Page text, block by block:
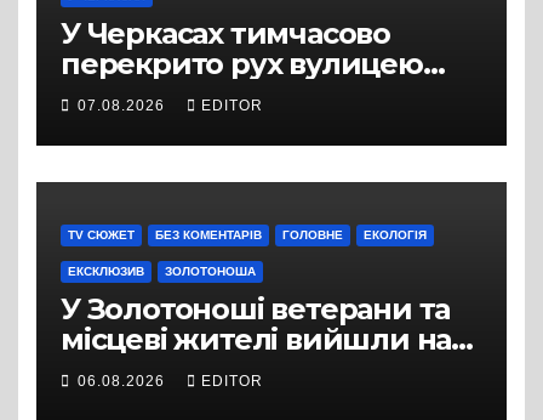
У Черкасах тимчасово
перекрито рух вулицею
Хрещатик на перехресті з
ремонт тепломережі
07.08.2026 EDITOR
TV СЮЖЕТ БЕЗ КОМЕНТАРІВ ГОЛОВНЕ ЕКОЛОГІЯ
ЕКСКЛЮЗИВ ЗОЛОТОНОША
У Золотоноші ветерани та
місцеві жителі вийшли на
протест до стін
06.08.2026 EDITOR